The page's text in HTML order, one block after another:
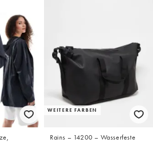
WEITERE FARBEN
Rains – 14200 – Wasserfeste